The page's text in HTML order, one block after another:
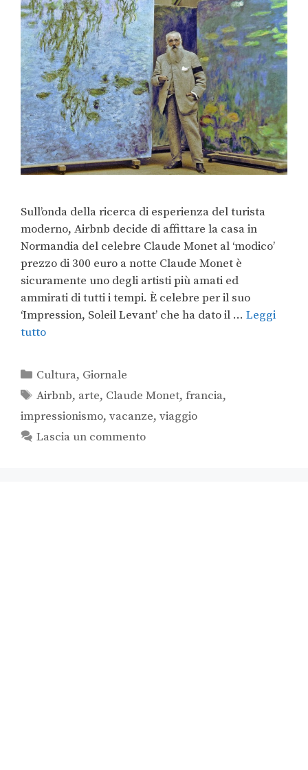
Sull’onda della ricerca di esperienza del turista
moderno, Airbnb decide di affittare la casa in
Normandia del celebre Claude Monet al ‘modico’
prezzo di 300 euro a notte Claude Monet è
sicuramente uno degli artisti più amati ed
ammirati di tutti i tempi. È celebre per il suo
‘Impression, Soleil Levant’ che ha dato il … Leggi
tutto
Cultura, Giornale
Airbnb, arte, Claude Monet,francia,
impressionismo, vacanze, viaggio
Lascia un commento